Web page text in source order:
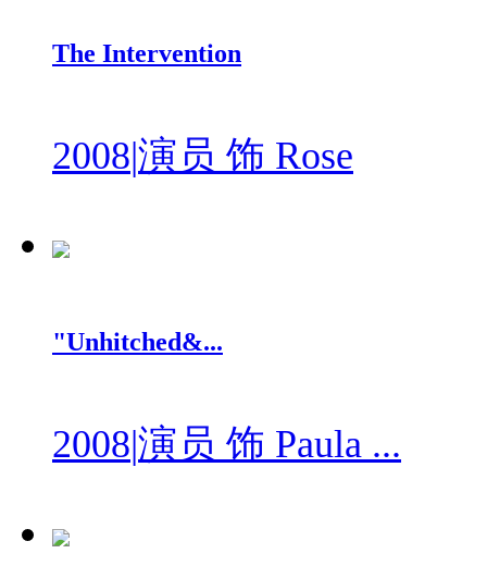
The Intervention
2008|演员 饰 Rose
"Unhitched&...
2008|演员 饰 Paula ...